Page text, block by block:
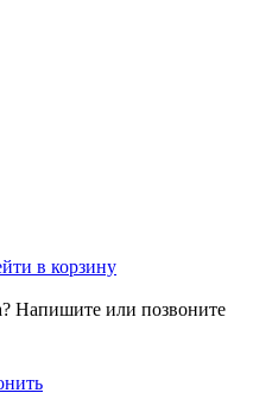
в корзину
Напишите или позвоните